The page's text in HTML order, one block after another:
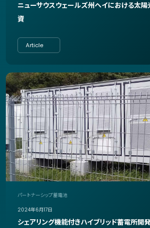
ニューサウスウェールズ州ヘイにおける太
資
Article
パートナーシップ蓄電池
2024年6月17日
シェアリング機能付きハイブリッド蓄電所開